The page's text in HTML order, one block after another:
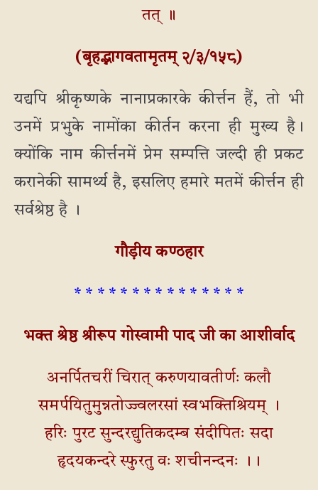
तत् ॥
(बृहद्भागवतामृतम् २/३/१५८)
यद्यपि श्रीकृष्णके नानाप्रकारके कीर्त्तन हैं, तो भी
उनमें प्रभुके नामोंका कीर्तन करना ही मुख्य है।
क्योंकि नाम कीर्त्तनमें प्रेम सम्पत्ति जल्दी ही प्रकट
करानेकी सामर्थ्य है, इसलिए हमारे मतमें कीर्त्तन ही
सर्वश्रेष्ठ है ।
गौड़ीय कण्ठहार
* * * * * * * * * * * * * * *
भक्त श्रेष्ठ श्रीरूप गोस्वामी पाद जी का आशीर्वाद
अनर्पितचरीं चिरात् करुणयावतीर्णः कलौ
समर्पयितुमुन्नतोज्ज्वलरसां स्वभक्तिश्रियम् ।
हरिः पुरट सुन्दरद्युतिकदम्ब संदीपितः सदा
हृदयकन्दरे स्फुरतु वः शचीनन्दनः ।।